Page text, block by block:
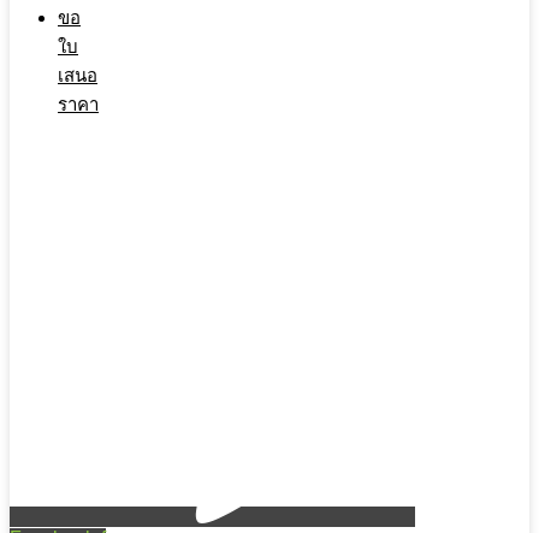
ขอ
ใบ
เสนอ
ราคา